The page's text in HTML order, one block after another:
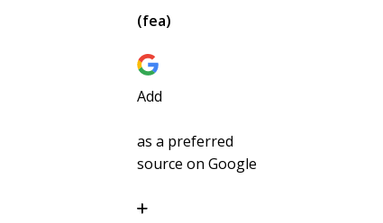
(fea)
Add
as a preferred
source on Google